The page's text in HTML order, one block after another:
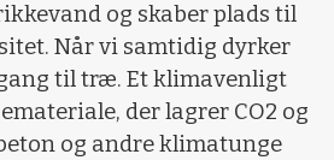
og skaber plads til
Når vi samtidig dyrker
til træ. Et klimavenligt
der lagrer CO2 og
og andre klimatunge